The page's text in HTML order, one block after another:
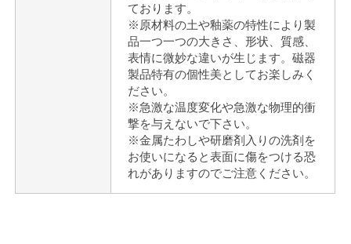
ております。
※原材料の土や釉薬の特性により製
品一つ一つの大きさ、形状、質感、
表情に微妙な違いが生じます。磁器
製品特有の個性美としてお楽しみく
ださい。
※急激な温度変化や急激な物理的衝
撃を与えないで下さい。
※金属たわしや研磨剤入りの洗剤を
お使いになると表面に傷をつける恐
れがありますのでご注意ください。